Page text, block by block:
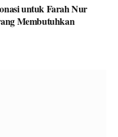
untuk Farah Nur
Membutuhkan